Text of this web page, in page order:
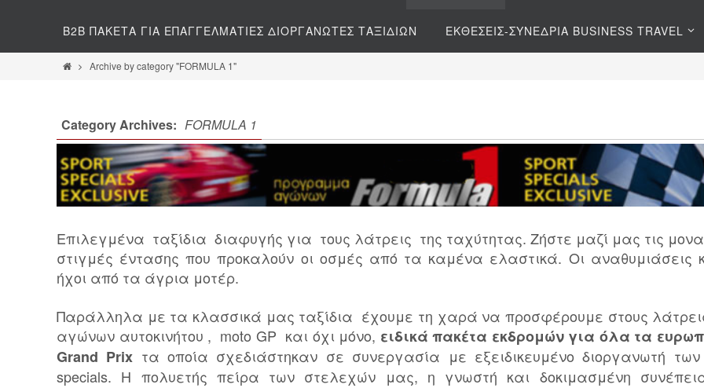
Β2Β ΠΑΚΕΤΑ ΓΙΑ ΕΠΑΓΓΕΛΜΑΤΙΕΣ ΔΙΟΡΓΑΝΩΤΕΣ ΤΑΞΙΔΙΩΝ ΕΚΘΕΣΕΙΣ-ΣΥΝΕΔΡΙΑ BUSINESS TRAVEL
Archive by category "FORMULA 1"
Category Archives: FORMULA 1
Επιλεγμένα ταξίδια διαφυγής για τους λάτρεις της ταχύτητας. Ζήστε μαζί μας τις
στιγμές έντασης που προκαλούν οι οσμές από τα καμένα ελαστικά. Οι αναθυμιάσεις
ήχοι από τα άγρια μοτέρ.
Παράλληλα με τα κλασσικά μας ταξίδια έχουμε τη χαρά να προσφέρουμε στους
αγώνων αυτοκινήτου , moto GP και όχι μόνο, ειδικά πακέτα εκδρομών για όλα τα
Grand Prix τα οποία σχεδιάστηκαν σε συνεργασία με εξειδικευμένο διοργανωτή
specials. Η πολυετής πείρα των στελεχών μας, η γνωστή και δοκιμασμένη